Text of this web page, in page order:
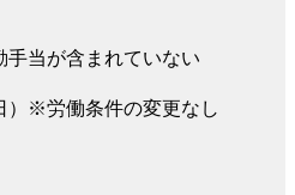
当が含まれていない
）※労働条件の変更なし